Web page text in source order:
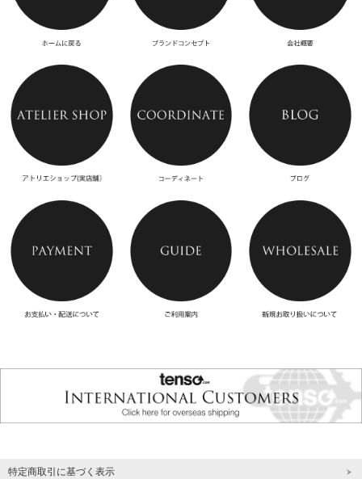
特定商取引に基づく表示